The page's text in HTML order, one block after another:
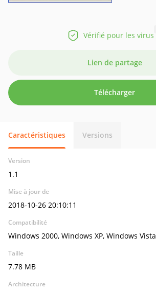
Vérifié pour les virus
Lien de partage
Télécharger
Caractéristiques Versions
Version
1.1
Mise à jour de
2018-10-26 20:10:11
Compatibilité
Windows 2000, Windows XP, Windows Vista
Taille
7.78 MB
Architecture